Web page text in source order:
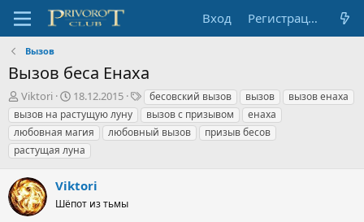
Вход Регистрация
Вызов
Вызов беса Енаха
А
в
т
о
р
е
м
ы
Viktori
Д
а
т
а
н
ч
л
18.12.2015
Т
е
г
и
бесовский вызов вызов
вызов енаха
вызов на растущую луну
вызов с призывом
енаха
любовная магия
любовный вызов
призыв бесов
растущая луна
Viktori
Шёпот из тьмы